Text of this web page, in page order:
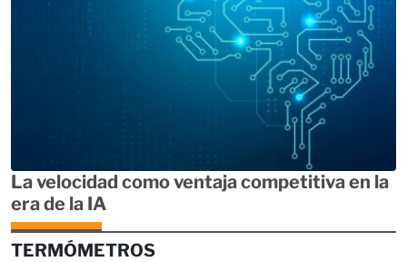
La velocidad como ventaja competitiva en la
era de la IA
TERMÓMETROS